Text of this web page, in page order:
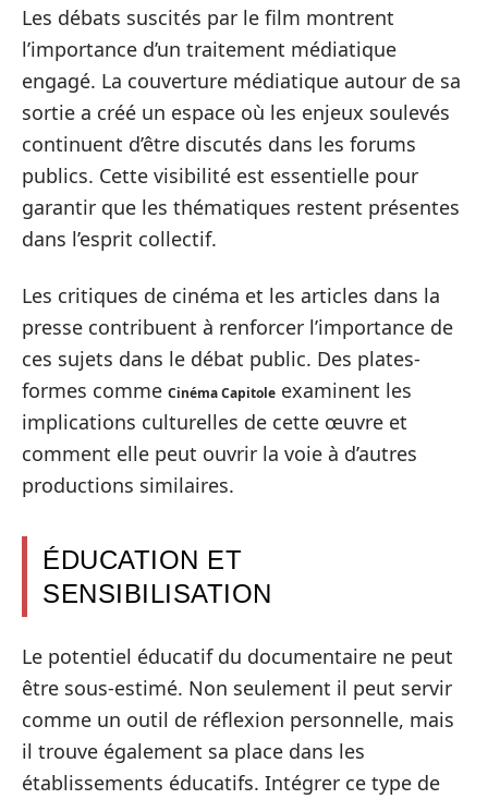
Les débats suscités par le film montrent
l’importance d’un traitement médiatique
engagé. La couverture médiatique autour de sa
sortie a créé un espace où les enjeux soulevés
continuent d’être discutés dans les forums
publics. Cette visibilité est essentielle pour
garantir que les thématiques restent présentes
dans l’esprit collectif.
Les critiques de cinéma et les articles dans la
presse contribuent à renforcer l’importance de
ces sujets dans le débat public. Des plates-
formes comme Cinéma Capitole examinent les
implications culturelles de cette œuvre et
comment elle peut ouvrir la voie à d’autres
productions similaires.
ÉDUCATION ET
SENSIBILISATION
Le potentiel éducatif du documentaire ne peut
être sous-estimé. Non seulement il peut servir
comme un outil de réflexion personnelle, mais
il trouve également sa place dans les
établissements éducatifs. Intégrer ce type de